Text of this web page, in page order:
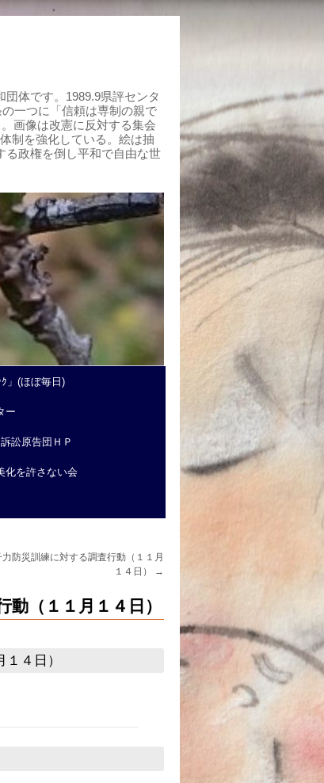
体です。1989.9県評センタ
一つに「信頼は専制の親で
画像は改憲に反対する集会
制を強化している。絵は抽
る政権を倒し平和で自由な世
ｸ」(ほぼ毎日)
ー
訟原告団ＨＰ
化を許さない会
防災訓練に対する調査行動（１１月
１４日）
→
（１１月１４日）
４日）